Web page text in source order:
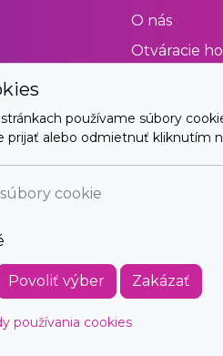
používame súbory
prijať alebo odmietnuť kliknutím
cookie
Povoliť výber Zakázať
používania cookies
O nás
Otváracie
Odstúpiť
Kontakt